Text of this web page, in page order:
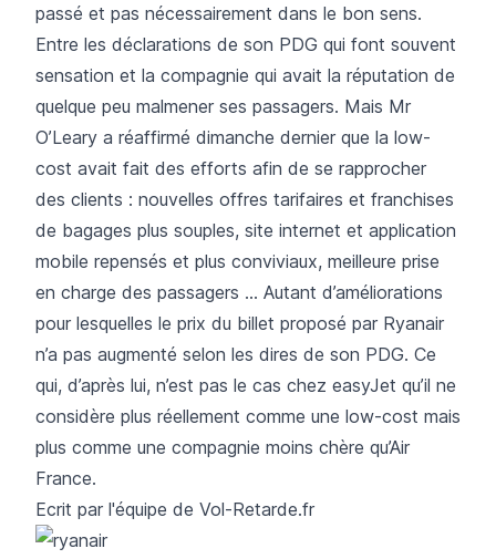
passé et pas nécessairement dans le bon sens.
Entre les déclarations de son PDG qui font souvent
sensation et la compagnie qui avait la réputation de
quelque peu malmener ses passagers. Mais Mr
O’Leary a réaffirmé dimanche dernier que la low-
cost avait fait des efforts afin de se rapprocher
des clients : nouvelles offres tarifaires et franchises
de bagages plus souples, site internet et application
mobile repensés et plus conviviaux, meilleure prise
en charge des passagers … Autant d’améliorations
pour lesquelles le prix du billet proposé par Ryanair
n’a pas augmenté selon les dires de son PDG. Ce
qui, d’après lui, n’est pas le cas chez easyJet qu’il ne
considère plus réellement comme une low-cost mais
plus comme une compagnie moins chère qu’Air
France.
Ecrit par l'équipe de Vol-Retarde.fr